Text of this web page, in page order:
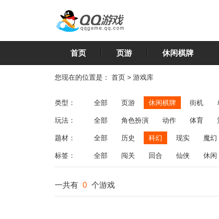
首页 页游 休闲棋牌
您现在的位置是： 首页 > 游戏库
类型： 全部 页游 休闲棋牌 街机
玩法： 全部 角色扮演 动作 体育
飞行
恋爱 第三人称射击 棋类
题材： 全部 历史 科幻 现实 魔幻
标签： 全部 闯关 回合 仙侠 休闲
一共有 0 个游戏